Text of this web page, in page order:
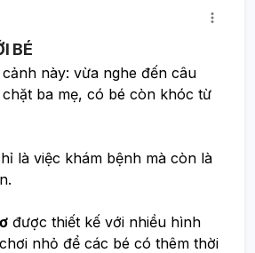
BÉ
ba mẹ, có bé còn khóc từ
là việc khám bệnh mà còn là
được thiết kế với nhiều hình
nhỏ để các bé có thêm thời